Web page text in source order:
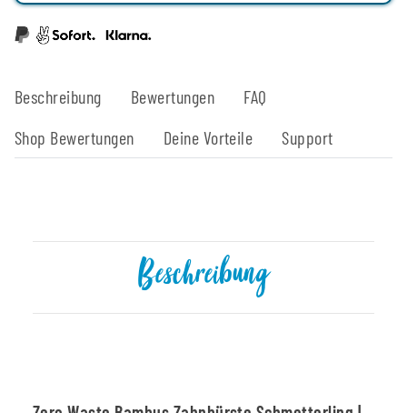
Beschreibung Bewertungen
FAQ
Shop Bewertungen
Deine Vorteile Support
Beschreibung